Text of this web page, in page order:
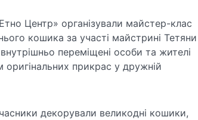
Центр» організували майстер-клас
кошика за участі майстрині Тетяни
переміщені особи та жителі
прикрас у дружній
декорували великодні кошики,